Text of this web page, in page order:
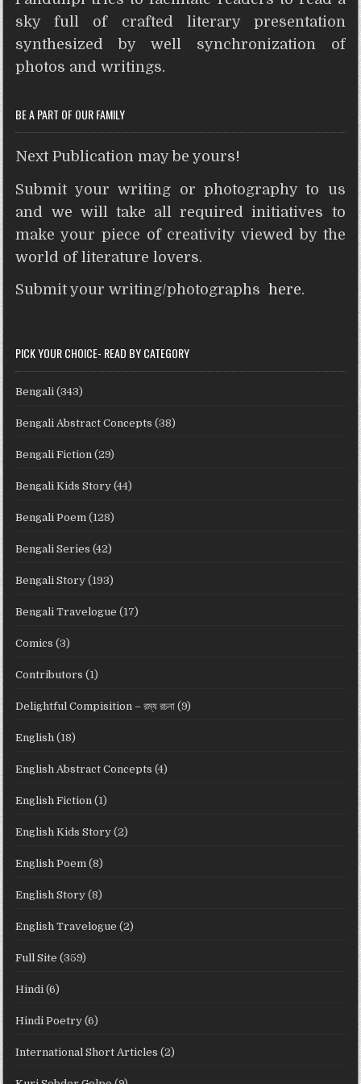
A
p
p
o
o
k
e
r
r
e
s
n
g
e
t
sky full of crafted literary presentation
synthesized by well synchronization of
photos and writings.
BE A PART OF OUR FAMILY
Next Publication may be yours!
Submit your writing or photography to us
and we will take all required initiatives to
make your piece of creativity viewed by the
world of literature lovers.
Submit your writing/photographshere.
PICK YOUR CHOICE- READ BY CATEGORY
Bengali (343)
Bengali Abstract Concepts (38)
Bengali Fiction (29)
Bengali Kids Story (44)
Bengali Poem (128)
Bengali Series (42)
Bengali Story (193)
Bengali Travelogue (17)
Comics (3)
Contributors (1)
Delightful Compisition – রম্য রচনা (9)
English (18)
English Abstract Concepts (4)
English Fiction (1)
English Kids Story (2)
English Poem (8)
English Story (8)
English Travelogue (2)
Full Site (359)
Hindi (6)
Hindi Poetry (6)
International Short Articles (2)